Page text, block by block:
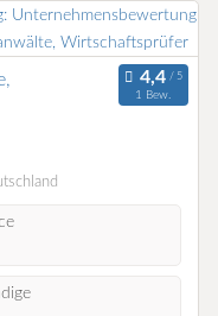
1 Bew.